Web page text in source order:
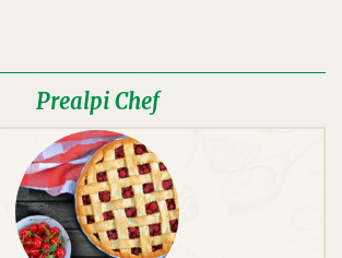
Prealpi Chef